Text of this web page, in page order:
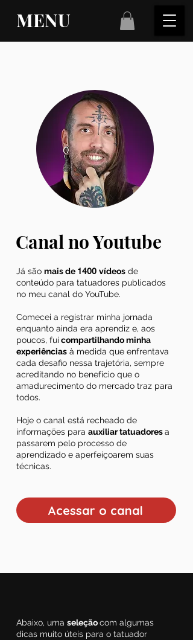
MENU
Canal no Youtube
Já são mais de 1400 vídeos de
conteúdo para tatuadores publicados
no meu canal do YouTube.
Comecei a registrar minha jornada
enquanto ainda era aprendiz e, aos
poucos, fui compartilhando minha
experiências à medida que enfrentava
cada desafio nessa trajetória, sempre
acreditando no benefício que o
amadurecimento do mercado traz para
todos.
Hoje o canal está recheado de
informações para auxiliar tatuadoresa
passarem pelo processo de
aprendizado e aperfeiçoarem suas
técnicas.
Acessar o canal
Abaixo, uma seleçãocom algumas
dicas muito úteis para o tatuador